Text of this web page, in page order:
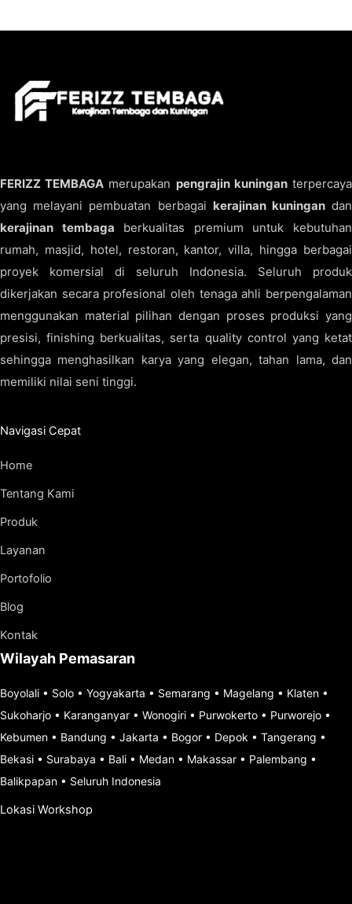
FERIZZ TEMBAGA merupakan pengrajin kuninganterpercaya
yang melayani pembuatan berbagai kerajinan kuningandan
kerajinan tembaga berkualitas premium untuk kebutuhan
rumah, masjid, hotel, restoran, kantor, villa, hingga berbagai
proyek komersial di seluruh Indonesia. Seluruh produk
dikerjakan secara profesional oleh tenaga ahli berpengalaman
menggunakan material pilihan dengan proses produksi yang
presisi, finishing berkualitas, serta quality control yang ketat
sehingga menghasilkan karya yang elegan, tahan lama, dan
memiliki nilai seni tinggi.
Navigasi Cepat
Home
Tentang Kami
Produk
Layanan
Portofolio
Blog
Kontak
Wilayah Pemasaran
Boyolali • Solo • Yogyakarta • Semarang • Magelang • Klaten •
Sukoharjo • Karanganyar • Wonogiri • Purwokerto • Purworejo •
Kebumen • Bandung • Jakarta • Bogor • Depok • Tangerang •
Bekasi • Surabaya • Bali • Medan • Makassar • Palembang •
Balikpapan • Seluruh Indonesia
Lokasi Workshop